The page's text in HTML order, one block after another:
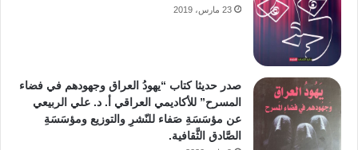
23 مارس، 2019
صدر حديثا كتاب “يهودُ العراق وجهودهم في فضاء
المسرح” للأكاديمي العراقي أ. د. علي الربيعي
عن مؤسَسَةِ صَفاء للنّشرِ والتوزيع ومؤسَسَةِ
الصَّادق الثَّقافية.